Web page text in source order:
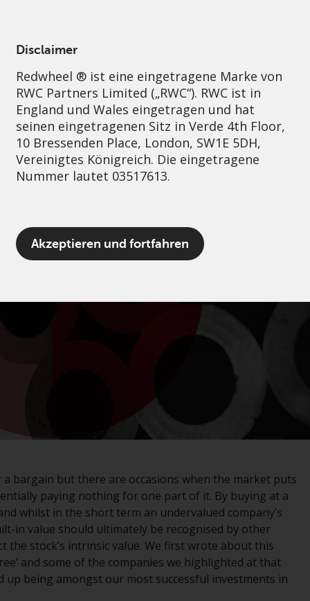
Disclaimer
Redwheel ® ist eine eingetragene Marke von
RWC Partners Limited („RWC“). RWC ist in
England und Wales eingetragen und hat
seinen eingetragenen Sitz in Verde 4th Floor,
10 Bressenden Place, London, SW1E 5DH,
Vereinigtes Königreich. Die eingetragene
Nummer lautet 03517613.
Der Begriff „Redwheel“ kann ein oder
mehrere Unternehmen der Marke Redwheel
britischen Financial Conduct Authority und,
im Fall von RWC Asset Management LLP, von
den US Securities and Exchange Commission
zugelassen und reguliert werden Exchange
Commission („SEC“); RWC Asset Advisors (US)
Singapore (Pte) Limited, die von der
Monetary Authority of Singapore als
lizenzierte Fondsverwaltungsgesellschaft
ein australischer
Finanzdienstleistungslizenznehmer bei der
Australian Securities and Investment
Commission; und Redwheel Europe
Fondsmæglerselskab A/S, die von der
dänischen Finanzaufsichtsbehörde reguliert
wird.
Akzeptieren und fortfahren
Nachhaltigkeit Governance Kontakt
bargain but there are occasions when the market puts
paying nothing for one part of it. By buying at a
whilst in the short term an undervalued company’s
in value should ultimately be recognised by other
stock’s intrinsic value. We first wrote about this
and some of the companies we highlighted at that
up being amongst our most successful investments in